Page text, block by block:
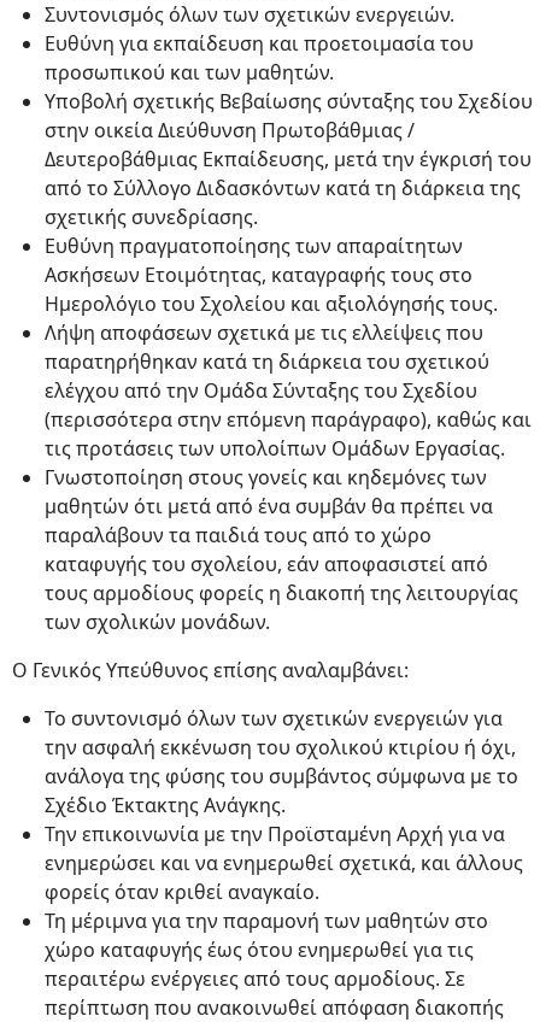
Συντονισμός όλων των σχετικών ενεργειών.
Ευθύνη για εκπαίδευση και προετοιμασία του
προσωπικού και των μαθητών.
Υποβολή σχετικής Βεβαίωσης σύνταξης του Σχεδίου
στην οικεία Διεύθυνση Πρωτοβάθμιας /
Δευτεροβάθμιας Εκπαίδευσης, μετά την έγκρισή του
από το Σύλλογο Διδασκόντων κατά τη διάρκεια της
σχετικής συνεδρίασης.
Ευθύνη πραγματοποίησης των απαραίτητων
Ασκήσεων Ετοιμότητας, καταγραφής τους στο
Ημερολόγιο του Σχολείου και αξιολόγησής τους.
Λήψη αποφάσεων σχετικά με τις ελλείψεις που
παρατηρήθηκαν κατά τη διάρκεια του σχετικού
ελέγχου από την Ομάδα Σύνταξης του Σχεδίου
(περισσότερα στην επόμενη παράγραφο), καθώς και
τις προτάσεις των υπολοίπων Ομάδων Εργασίας.
Γνωστοποίηση στους γονείς και κηδεμόνες των
μαθητών ότι μετά από ένα συμβάν θα πρέπει να
παραλάβουν τα παιδιά τους από το χώρο
καταφυγής του σχολείου, εάν αποφασιστεί από
τους αρμοδίους φορείς η διακοπή της λειτουργίας
των σχολικών μονάδων.
Ο Γενικός Υπεύθυνος επίσης αναλαμβάνει:
Το συντονισμό όλων των σχετικών ενεργειών για
την ασφαλή εκκένωση του σχολικού κτιρίου ή όχι,
ανάλογα της φύσης του συμβάντος σύμφωνα με το
Σχέδιο Έκτακτης Ανάγκης.
Την επικοινωνία με την Προϊσταμένη Αρχή για να
ενημερώσει και να ενημερωθεί σχετικά, και άλλους
φορείς όταν κριθεί αναγκαίο.
Τη μέριμνα για την παραμονή των μαθητών στο
χώρο καταφυγής έως ότου ενημερωθεί για τις
περαιτέρω ενέργειες από τους αρμοδίους. Σε
περίπτωση που ανακοινωθεί απόφαση διακοπής